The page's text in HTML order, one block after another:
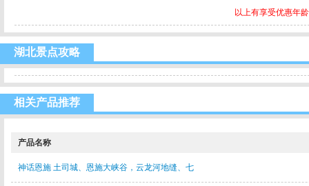
以上有享受优惠年
湖北景点攻略
相关产品推荐
产品名称
神话恩施 土司城、恩施大峡谷，云龙河地缝、七